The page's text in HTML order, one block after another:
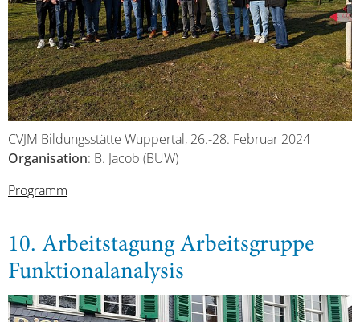
CVJM Bildungsstätte Wuppertal, 26.-28. Februar 2024
Organisation: B. Jacob (BUW)
Programm
10. Arbeitstagung Arbeitsgruppe
Funktionalanalysis